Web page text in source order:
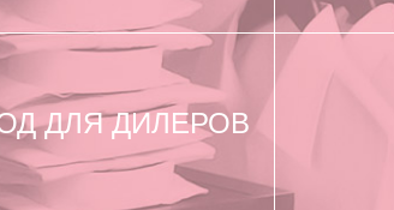
ДЛЯ ДИЛЕРОВ